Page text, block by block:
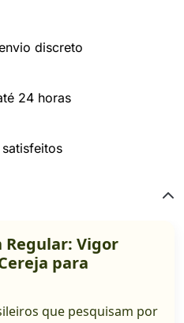
discreto
24 horas
Regular: Vigor
para
que pesquisam por